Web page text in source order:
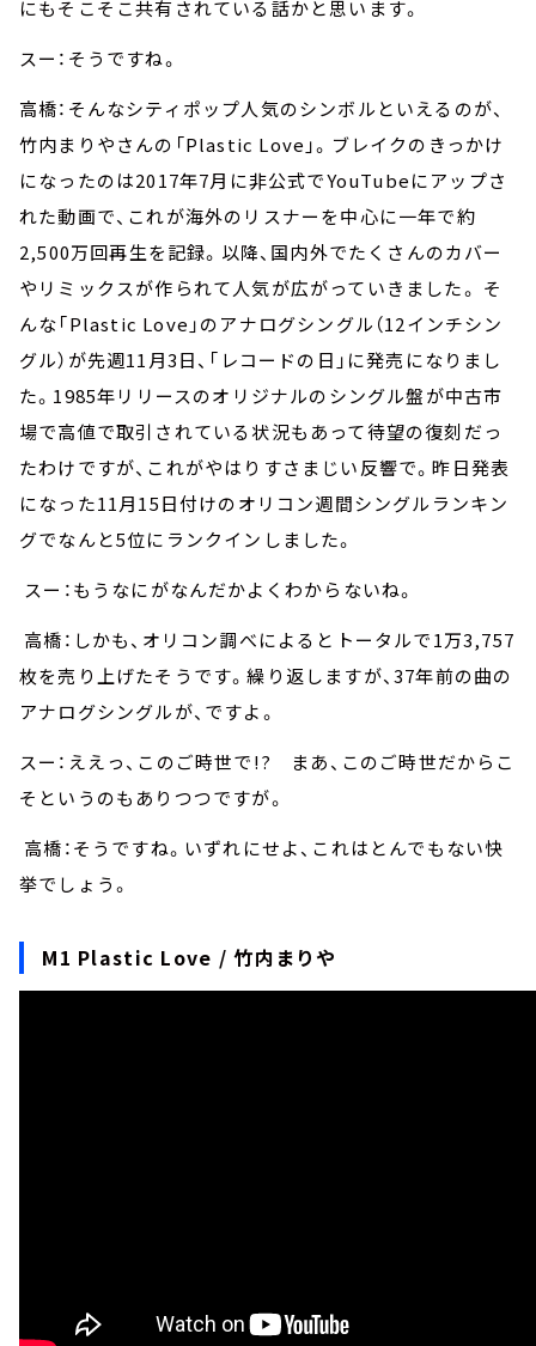
にもそこそこ共有されている話かと思います。
スー：そうですね。
高橋：そんなシティポップ人気のシンボルといえるのが、
竹内まりやさんの「Plastic Love」。ブレイクのきっかけ
になったのは2017年7月に非公式でYouTubeにアップさ
れた動画で、これが海外のリスナーを中心に一年で約
2,500万回再生を記録。以降、国内外でたくさんのカバー
やリミックスが作られて人気が広がっていきました。 そ
んな「Plastic Love」のアナログシングル（12インチシン
グル）が先週11月3日、「レコードの日」に発売になりまし
た。1985年リリースのオリジナルのシングル盤が中古市
場で高値で取引されている状況もあって待望の復刻だっ
たわけですが、これがやはりすさまじい反響で。昨日発表
になった11月15日付けのオリコン週間シングルランキン
グでなんと5位にランクインしました。
スー：もうなにがなんだかよくわからないね。
高橋：しかも、オリコン調べによるとトータルで1万3,757
枚を売り上げたそうです。繰り返しますが、37年前の曲の
アナログシングルが、ですよ。
スー：ええっ、このご時世で!? まあ、このご時世だからこ
そというのもありつつですが。
高橋：そうですね。いずれにせよ、これはとんでもない快
挙でしょう。
M1 Plastic Love / 竹内まりや